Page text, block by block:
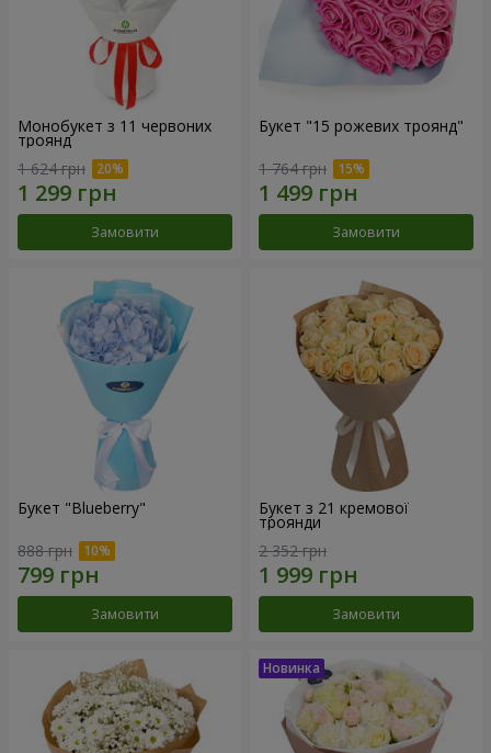
Монобукет з 11 червоних
троянд
1 624 грн
Замовити
Букет "15 рожевих троянд"
1 764 грн
Замовити
Букет "Blueberry"
888 грн
Замовити
Букет з 21 кремової
троянди
2 352 грн
Замовити